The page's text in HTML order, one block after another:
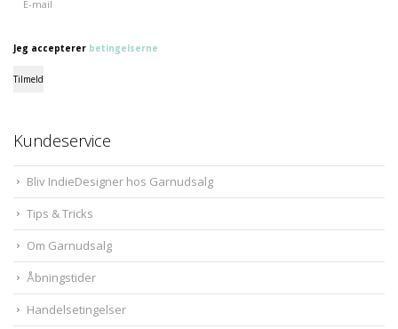
Jeg accepterer betingelserne
Tilmeld
Kundeservice
Bliv IndieDesigner hos Garnudsalg
Tips & Tricks
Om Garnudsalg
Åbningstider
Handelsetingelser